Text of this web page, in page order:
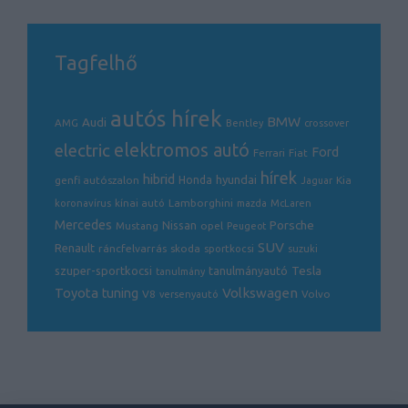
Tagfelhő
AMG Audi autós hírek Bentley BMW crossover
electric elektromos autó Ferrari Fiat Ford
genfi autószalon hibrid Honda hyundai hírek Jaguar Kia
koronavírus kínai autó Lamborghini mazda McLaren
Mercedes Mustang Nissan opel Peugeot Porsche
Renault ráncfelvarrás skoda sportkocsi SUV suzuki
szuper-sportkocsi tanulmány tanulmányautó Tesla
Toyota tuning V8 versenyautó Volkswagen Volvo